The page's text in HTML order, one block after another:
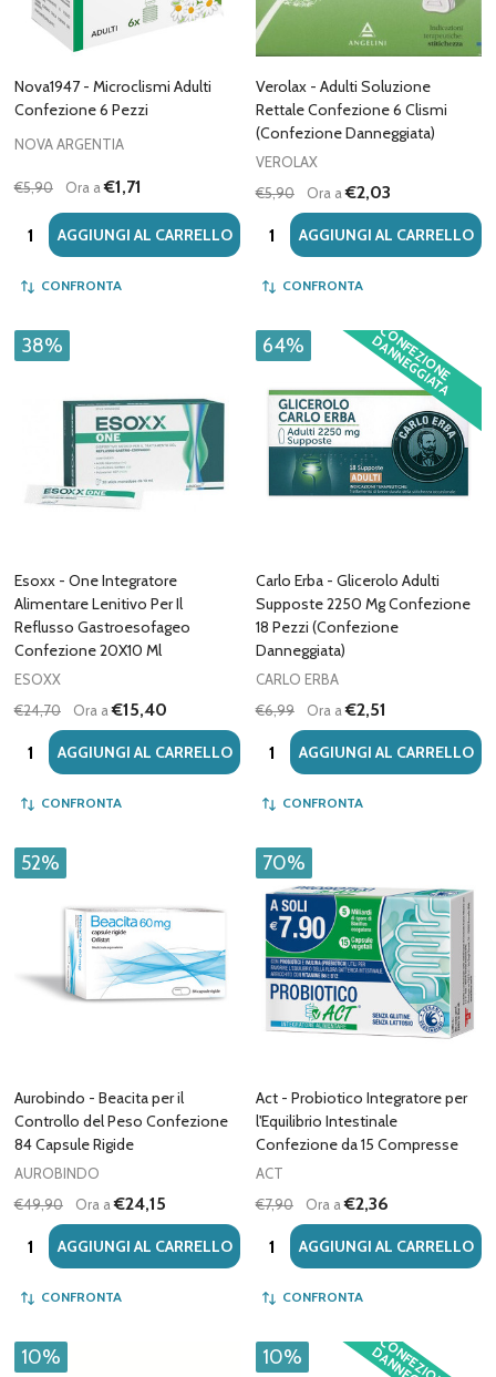
Nova1947 - Microclismi Adulti
Confezione 6 Pezzi
NOVA ARGENTIA
€5,90 Ora a€1,71
Quantità:AGGIUNGI AL CARRELLO
CONFRONTA
Verolax - Adulti Soluzione
Rettale Confezione 6 Clismi
(Confezione Danneggiata)
VEROLAX
€5,90
Ora a€2,03
Quantità:AGGIUNGI AL CARRELLO
CONFRONTA
38%
Esoxx - One Integratore
Alimentare Lenitivo Per Il
Reflusso Gastroesofageo
Confezione 20X10 Ml
ESOXX
€24,70
Ora a€15,40
Quantità:AGGIUNGI AL CARRELLO
CONFRONTA
64% C
O
N
F
E
Z
IO
N
E
D
A
N
N
E
G
G
IA
T
A
Carlo Erba - Glicerolo Adulti
Supposte 2250 Mg Confezione
18 Pezzi (Confezione
Danneggiata)
CARLO ERBA
€6,99
Ora a€2,51
Quantità:AGGIUNGI AL CARRELLO
CONFRONTA
52%
Aurobindo - Beacita per il
Controllo del Peso Confezione
84 Capsule Rigide
AUROBINDO
€49,90
Ora a€24,15
Quantità:AGGIUNGI AL CARRELLO
CONFRONTA
70%
Act - Probiotico Integratore per
l'Equilibrio Intestinale
Confezione da 15 Compresse
ACT
€7,90
Ora a€2,36
Quantità:AGGIUNGI AL CARRELLO
CONFRONTA
10% 10% C
O
F
E
Z
IO
N
E
A
N
N
E
G
G
IA
T
A